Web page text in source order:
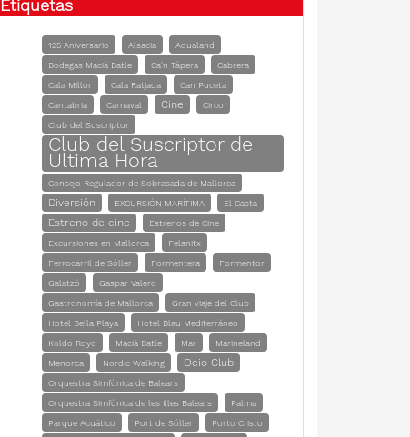
Etiquetas
125 Aniversario Alsacia
Aqualand
Bodegas Macià Batle
Ca'n Tàpera
Cabrera
Cala Millor
Cala Ratjada
Can Puceta
Cantabria
Carnaval Cine
Circo
Club del Suscriptor
Club del Suscriptor de
Ultima Hora
Consejo Regulador de Sobrasada de Mallorca
Diversión EXCURSIÓN MARÍTIMA El Casta
Estreno de cine
Estrenos de Cine
Excursiones en Mallorca
Felanitx
Ferrocarril de Sóller
Formentera
Formentor
Galatzó
Gaspar Valero
Gastronomía de Mallorca
Gran viaje del Club
Hotel Bella Playa
Hotel Blau Mediterráneo
Koldo Royo
Macià Batle Mar
Marineland
Menorca
Nordic Walking Ocio Club
Orquestra Simfònica de Balears
Orquestra Simfònica de les Illes Balears
Palma
Parque Acuático
Port de Sóller
Porto Cristo